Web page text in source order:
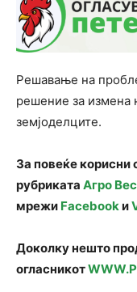
Решавање на
решение за измена
земјоделците.
За повеќе корисни
рубриката Агро
мрежи Facebookи
Доколку нешто
огласникот